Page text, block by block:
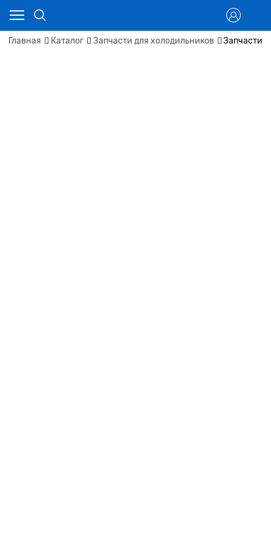
Главная Каталог Запчасти для холодильников Запчасти